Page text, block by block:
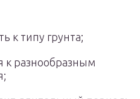
к типу грунта;
к разнообразным